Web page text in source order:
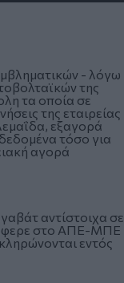
- λόγω
της
τα οποία σε
της εταιρείας
εξαγορά
τόσο για
αγορά
αντίστοιχα σε
στο ΑΠΕ-ΜΠΕ
εντός